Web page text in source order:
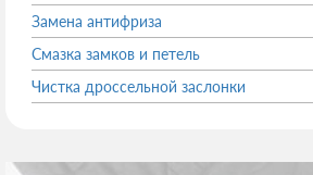
Замена антифриза
Смазка замков и петель
Чистка дроссельной заслонки